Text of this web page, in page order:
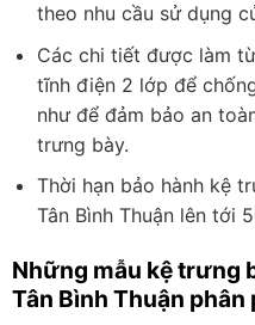
theo nhu cầu sử dụng
Các chi tiết được làm
tĩnh điện 2 lớp để
như để đảm bảo an
trưng bày.
Thời hạn bảo hành kệ
Tân Bình Thuận lên tới
Những mẫu kệ trưng
Tân Bình Thuận phân